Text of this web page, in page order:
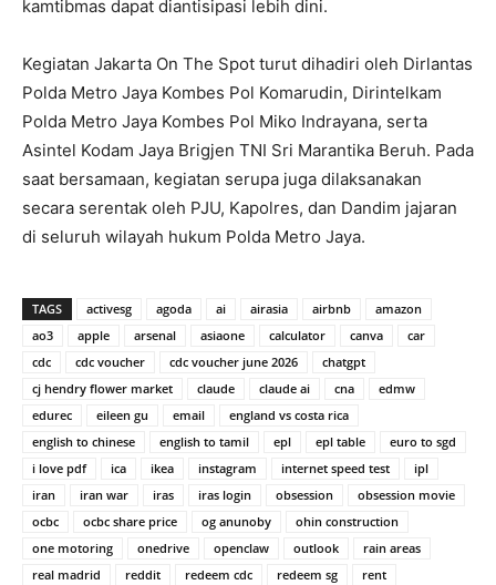
kamtibmas dapat diantisipasi lebih dini.
Kegiatan Jakarta On The Spot turut dihadiri oleh Dirlantas
Polda Metro Jaya Kombes Pol Komarudin, Dirintelkam
Polda Metro Jaya Kombes Pol Miko Indrayana, serta
Asintel Kodam Jaya Brigjen TNI Sri Marantika Beruh. Pada
saat bersamaan, kegiatan serupa juga dilaksanakan
secara serentak oleh PJU, Kapolres, dan Dandim jajaran
di seluruh wilayah hukum Polda Metro Jaya.
TAGS activesg agoda ai airasia airbnb
amazon
ao3
apple arsenal asiaone calculator canva
car
cdc
cdc voucher cdc voucher june 2026
chatgpt
cj hendry flower market
claude claude ai cna
edmw
edurec
eileen gu email
england vs costa rica
english to chinese
english to tamil epl epl table
euro to sgd
i love pdf
ica ikea instagram internet speed test
ipl
iran
iran war iras iras login obsession
obsession movie
ocbc
ocbc share price og anunoby
ohin construction
one motoring
onedrive openclaw outlook
rain areas
real madrid
reddit redeem cdc redeem sg
rent